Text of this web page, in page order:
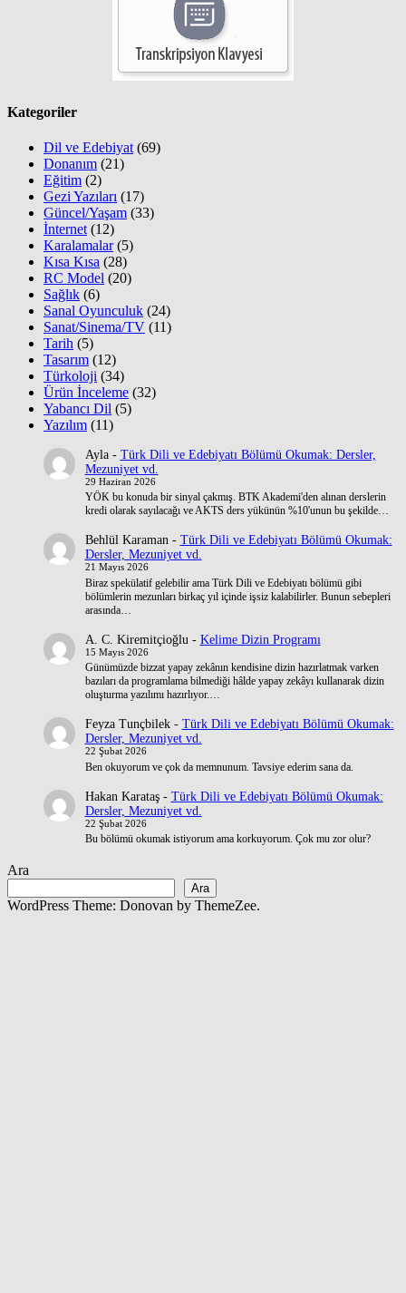
Kategoriler
Dil ve Edebiyat (69)
Donanım (21)
Eğitim (2)
Gezi Yazıları (17)
Güncel/Yaşam (33)
İnternet (12)
Karalamalar(5)
Kısa Kısa (28)
RC Model (20)
Sağlık (6)
Sanal Oyunculuk (24)
Sanat/Sinema/TV (11)
Tarih (5)
Tasarım (12)
Türkoloji (34)
Ürün İnceleme (32)
Yabancı Dil (5)
Yazılım (11)
Ayla- Türk Dili ve Edebiyatı Bölümü Okumak: Dersler,
Mezuniyet vd.
29 Haziran 2026
YÖK bu konuda bir sinyal çakmış. BTK Akademi'den alınan derslerin
kredi olarak sayılacağı ve AKTS ders yükünün %10'unun bu şekilde…
Behlül Karaman- Türk Dili ve Edebiyatı Bölümü Okumak:
Dersler, Mezuniyet vd.
21 Mayıs 2026
Biraz spekülatif gelebilir ama Türk Dili ve Edebiyatı bölümü gibi
bölümlerin mezunları birkaç yıl içinde işsiz kalabilirler. Bunun sebepleri
arasında…
A. C. Kiremitçioğlu - Kelime Dizin Programı
15 Mayıs 2026
Günümüzde bizzat yapay zekânın kendisine dizin hazırlatmak varken
bazıları da programlama bilmediği hâlde yapay zekâyı kullanarak dizin
oluşturma yazılımı hazırlıyor.…
Feyza Tunçbilek- Türk Dili ve Edebiyatı Bölümü Okumak:
Dersler, Mezuniyet vd.
22 Şubat 2026
Ben okuyorum ve çok da memnunum. Tavsiye ederim sana da.
Hakan Karataş- Türk Dili ve Edebiyatı Bölümü Okumak:
Dersler, Mezuniyet vd.
22 Şubat 2026
Bu bölümü okumak istiyorum ama korkuyorum. Çok mu zor olur?
Ara
Ara
WordPress Theme: Donovan by ThemeZee.